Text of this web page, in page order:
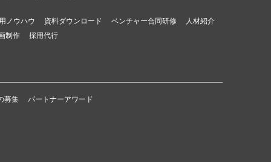
ノウハウ 資料ダウンロード ベンチャー合同研修
人材紹介
制作
採用代行
募集 パートナーアワード